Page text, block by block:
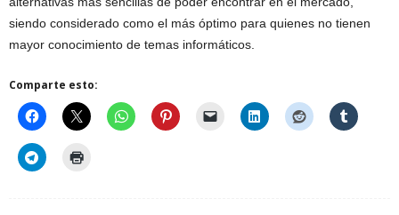
siendo considerado como el más óptimo para quienes no tienen
mayor conocimiento de temas informáticos.
Comparte esto: